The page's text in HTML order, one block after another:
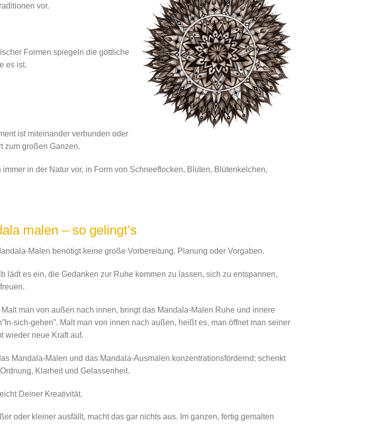
vor.
Formen spiegeln die göttliche
es ist.
ist miteinander verbunden oder
zum großen Ganzen.
in der Natur vor, in Form von Schneeflocken, Blüten, Blütenkelchen,
malen – so gelingt’s
Malen benötigt keine große Vorbereitung, Planung oder Vorgaben.
lädt es ein, die Gedanken zur Ruhe kommen zu lassen, sich zu entspannen,
man von außen nach innen, bringt das Mandala-Malen Ruhe und innere
sich-gehen”. Malt man von innen nach außen, heißt es, man öffnet man seiner
wieder neue Kraft auf.
Mandala-Malen und das Mandala-Ausmalen konzentrationsfördernd; schenkt
Klarheit und Gelassenheit.
Deiner Kreativität.
oder kleiner ausfällt, macht das gar nichts aus. Im ganzen, fertig gemalten